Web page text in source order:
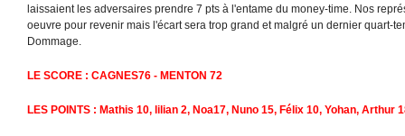
laissaient les adversaires prendre 7 pts à l'entame du money-time. Nos
oeuvre pour revenir mais l'écart sera trop grand et malgré un dernier quart-
Dommage.
LE SCORE : CAGNES76 - MENTON 72
LES POINTS : Mathis 10, lilian 2, Noa17, Nuno 15, Félix 10, Yohan, Arthur